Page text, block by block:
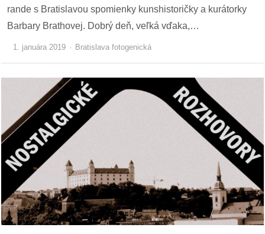
z
videá
vychádzky
knihy
/
výstavy
nás
podpora
rande s Bratislavou spomienky kunshistoričky a kurátorky
Barbary Brathovej. Dobrý deň, veľká vďaka,…
1. januára 2019 Bratislava fotogenická